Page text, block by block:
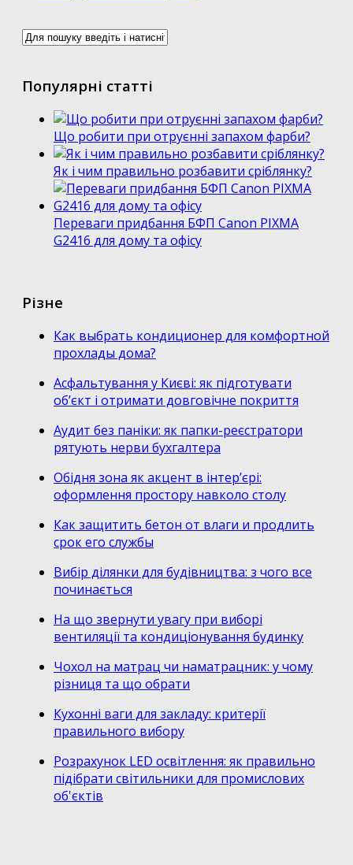
Популярні статті
Що робити при отруєнні запахом фарби?
Як і чим правильно розбавити сріблянку?
Переваги придбання БФП Canon PIXMA
G2416 для дому та офісу
Різне
Как выбрать кондиционер для комфортной
прохлады дома?
Асфальтування у Києві: як підготувати
об’єкт і отримати довговічне покриття
Аудит без паніки: як папки-реєстратори
рятують нерви бухгалтера
Обідня зона як акцент в інтер’єрі:
оформлення простору навколо столу
Как защитить бетон от влаги и продлить
срок его службы
Вибір ділянки для будівництва: з чого все
починається
На що звернути увагу при виборі
вентиляції та кондиціонування будинку
Чохол на матрац чи наматрацник: у чому
різниця та що обрати
Кухонні ваги для закладу: критерії
правильного вибору
Розрахунок LED освітлення: як правильно
підібрати світильники для промислових
об'єктів